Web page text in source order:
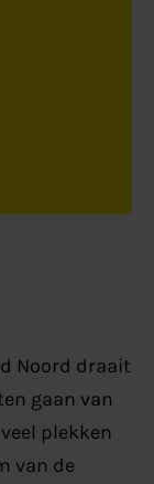
Noord draait
gaan van
plekken
van de